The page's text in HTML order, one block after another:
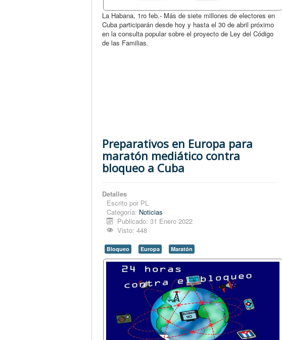
La Habana, 1ro feb.- Más de siete millones de electores en
Cuba participarán desde hoy y hasta el 30 de abril próximo
en la consulta popular sobre el proyecto de Ley del Código
de las Familias.
Preparativos en Europa para
maratón mediático contra
bloqueo a Cuba
Detalles
Escrito por PL
Categoría: Noticias
Publicado: 31 Enero 2022
Visto: 448
Bloqueo Europa Maratón